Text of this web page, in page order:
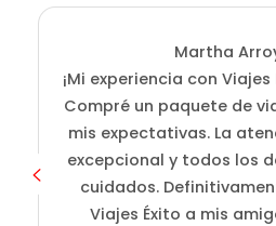
Martha
¡Mi experiencia con
Compré un paquete de
mis expectativas. La
excepcional y todos los
cuidados.
Viajes Éxito a mis